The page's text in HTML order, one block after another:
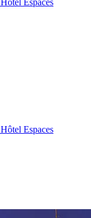
Hôtel Espaces
Hôtel Espaces